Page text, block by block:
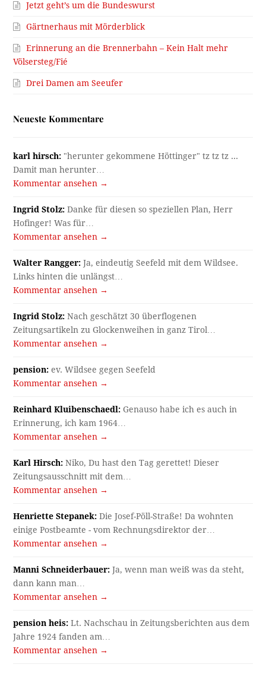
Jetzt geht’s um die Bundeswurst
Gärtnerhaus mit Mörderblick
Erinnerung an die Brennerbahn – Kein Halt mehr
Völsersteg/Fié
Drei Damen am Seeufer
Neueste Kommentare
karl hirsch: "herunter gekommene Höttinger" tz tz tz ...
Damit man herunter…
Kommentar ansehen →
Ingrid Stolz: Danke für diesen so speziellen Plan, Herr
Hofinger! Was für…
Kommentar ansehen →
Walter Rangger: Ja, eindeutig Seefeld mit dem Wildsee.
Links hinten die unlängst…
Kommentar ansehen →
Ingrid Stolz: Nach geschätzt 30 überflogenen
Zeitungsartikeln zu Glockenweihen in ganz Tirol…
Kommentar ansehen →
pension: ev. Wildsee gegen Seefeld
Kommentar ansehen →
Reinhard Kluibenschaedl: Genauso habe ich es auch in
Erinnerung, ich kam 1964…
Kommentar ansehen →
Karl Hirsch: Niko, Du hast den Tag gerettet! Dieser
Zeitungsausschnitt mit dem…
Kommentar ansehen →
Henriette Stepanek: Die Josef-Pöll-Straße! Da wohnten
einige Postbeamte - vom Rechnungsdirektor der…
Kommentar ansehen →
Manni Schneiderbauer: Ja, wenn man weiß was da steht,
dann kann man…
Kommentar ansehen →
pension heis: Lt. Nachschau in Zeitungsberichten aus dem
Jahre 1924 fanden am…
Kommentar ansehen →